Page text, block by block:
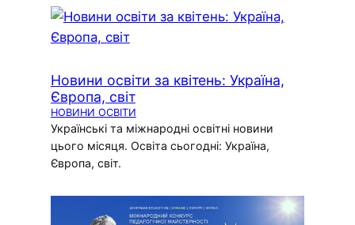
Новини освіти за квітень: Україна,
Європа, світ
НОВИНИ ОСВІТИ
Українські та міжнародні освітні новини
цього місяця. Освіта сьогодні: Україна,
Європа, світ.